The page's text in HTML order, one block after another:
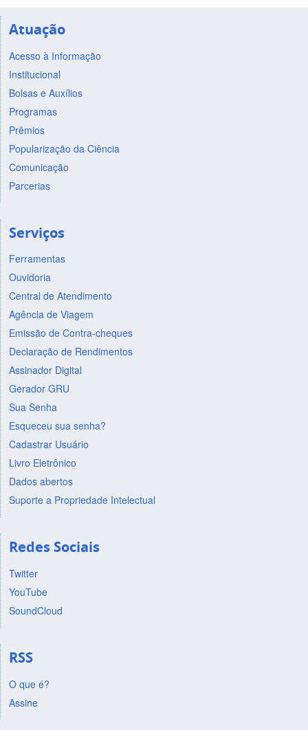
Atuação
Acesso à Informação
Institucional
Bolsas e Auxílios
Programas
Prêmios
Popularização da Ciência
Comunicação
Parcerias
Serviços
Ferramentas
Ouvidoria
Central de Atendimento
Agência de Viagem
Emissão de Contra-cheques
Declaração de Rendimentos
Assinador Digital
Gerador GRU
Sua Senha
Esqueceu sua senha?
Cadastrar Usuário
Livro Eletrônico
Dados abertos
Suporte a Propriedade Intelectual
Redes Sociais
Twitter
YouTube
SoundCloud
RSS
O que é?
Assine